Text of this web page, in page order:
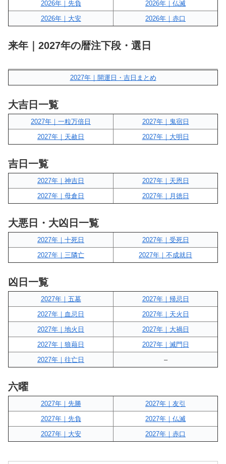
2026年｜先負
2026年｜仏滅
2026年｜大安
2026年｜赤口
来年｜2027年の暦注下段・選日
2027年｜開運日・吉日まとめ
大吉日一覧
2027年｜一粒万倍日
2027年｜鬼宿日
2027年｜天赦日
2027年｜大明日
吉日一覧
2027年｜神吉日
2027年｜天恩日
2027年｜母倉日
2027年｜月徳日
大悪日・大凶日一覧
2027年｜十死日
2027年｜受死日
2027年｜三隣亡
2027年｜不成就日
凶日一覧
2027年｜五墓
2027年｜帰忌日
2027年｜血忌日
2027年｜天火日
2027年｜地火日
2027年｜大禍日
2027年｜狼藉日
2027年｜滅門日
2027年｜往亡日
–
六曜
2027年｜先勝
2027年｜友引
2027年｜先負
2027年｜仏滅
2027年｜大安
2027年｜赤口